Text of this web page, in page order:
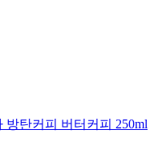
탄커피 버터커피 250ml